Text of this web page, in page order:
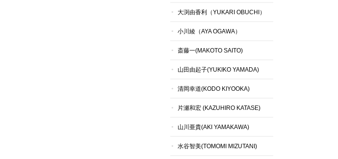
大渕由香利（YUKARI OBUCHI）
小川綾（AYA OGAWA）
斎藤一(MAKOTO SAITO)
山田由起子(YUKIKO YAMADA)
清岡幸道(KODO KIYOOKA)
片瀬和宏 (KAZUHIRO KATASE)
山川亜貴(AKI YAMAKAWA)
水谷智美(TOMOMI MIZUTANI)